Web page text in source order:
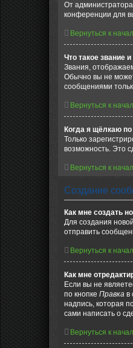
От
конференции для
Вернуться к
Что такое звание
Звания,
Обычно вы не
сообщениями
Вернуться к
Когда я щёлкаю
Только
возможность. Это
Вернуться к
Создание
Как мне создать
Для создания
отправить
Вернуться к
Как мне
Если вы не
по кнопке Правка в
надпись, которая
сами написать о
Вернуться к